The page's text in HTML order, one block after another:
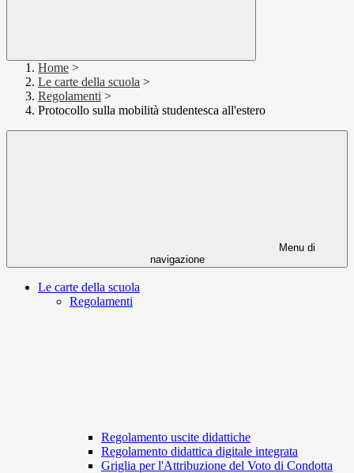
Home >
Le carte della scuola >
Regolamenti >
Protocollo sulla mobilità studentesca all'estero
Menu di
navigazione
Le carte della scuola
Regolamenti
Regolamento uscite didattiche
Regolamento didattica digitale integrata
Griglia per l'Attribuzione del Voto di Condotta